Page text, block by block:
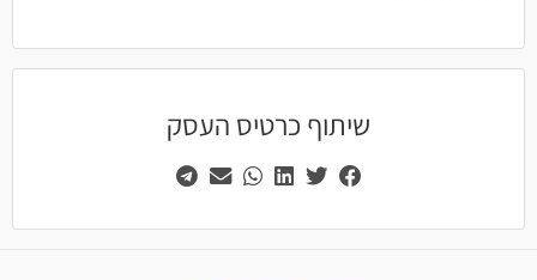
שיתוף כרטיס העסק